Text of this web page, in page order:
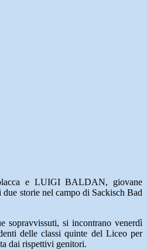
e LUIGI BALDAN, giovane
storie nel campo di Sackisch Bad
sopravvissuti, si incontrano venerdì
delle classi quinte del Liceo per
dai rispettivi genitori.